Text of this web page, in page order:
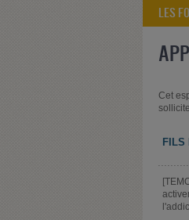
LES
Cet
FILS